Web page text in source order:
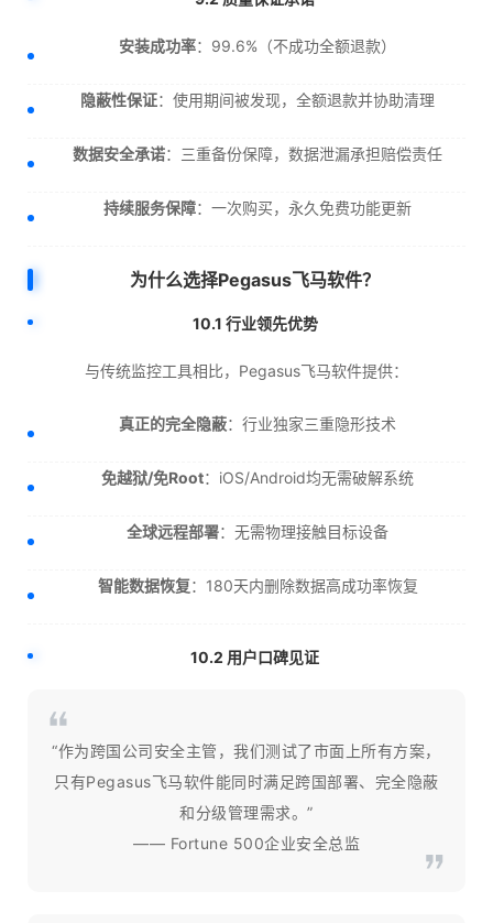
安装成功率：99.6%（不成功全额退款）
隐蔽性保证：使用期间被发现，全额退款并协助清理
数据安全承诺：三重备份保障，数据泄漏承担赔偿责任
持续服务保障：一次购买，永久免费功能更新
为什么选择Pegasus飞马软件？
10.1 行业领先优势
与传统监控工具相比，Pegasus飞马软件提供：
真正的完全隐蔽：行业独家三重隐形技术
免越狱/免Root：iOS/Android均无需破解系统
全球远程部署：无需物理接触目标设备
智能数据恢复：180天内删除数据高成功率恢复
10.2 用户口碑见证
“作为跨国公司安全主管，我们测试了市面上所有方案，
只有Pegasus飞马软件能同时满足跨国部署、完全隐蔽
和分级管理需求。”
—— Fortune 500企业安全总监